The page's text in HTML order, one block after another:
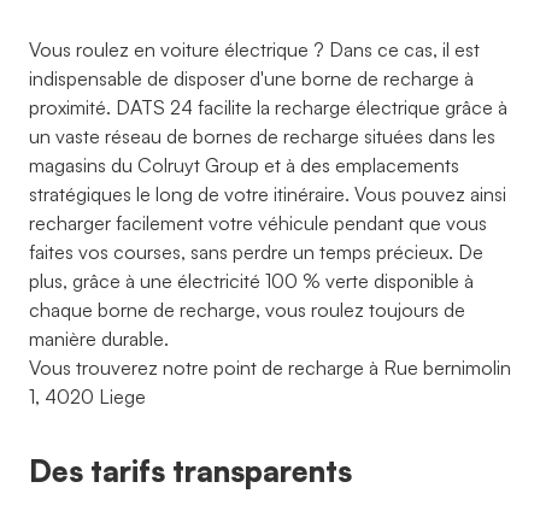
Vous roulez en voiture électrique ? Dans ce cas, il est
indispensable de disposer d'une borne de recharge à
proximité. DATS 24 facilite la recharge électrique grâce à
un vaste réseau de bornes de recharge situées dans les
magasins du Colruyt Group et à des emplacements
stratégiques le long de votre itinéraire. Vous pouvez ainsi
recharger facilement votre véhicule pendant que vous
faites vos courses, sans perdre un temps précieux. De
plus, grâce à une électricité 100 % verte disponible à
chaque borne de recharge, vous roulez toujours de
manière durable.
Vous trouverez notre point de recharge à Rue bernimolin
1, 4020 Liege
Des tarifs transparents